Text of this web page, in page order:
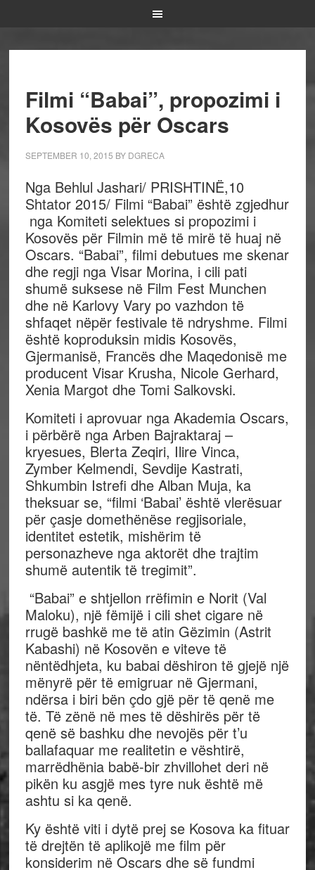
Filmi “Babai”, propozimi i
Kosovës për Oscars
SEPTEMBER 10, 2015 BY DGRECA
Nga Behlul Jashari/ PRISHTINË,10
Shtator 2015/ Filmi “Babai” është zgjedhur
nga Komiteti selektues si propozimi i
Kosovës për Filmin më të mirë të huaj në
Oscars. “Babai”, filmi debutues me skenar
dhe regji nga Visar Morina, i cili pati
shumë suksese në Film Fest Munchen
dhe në Karlovy Vary po vazhdon të
shfaqet nëpër festivale të ndryshme. Filmi
është koproduksin midis Kosovës,
Gjermanisë, Francës dhe Maqedonisë me
producent Visar Krusha, Nicole Gerhard,
Xenia Margot dhe Tomi Salkovski.
Komiteti i aprovuar nga Akademia Oscars,
i përbërë nga Arben Bajraktaraj –
kryesues, Blerta Zeqiri, Ilire Vinca,
Zymber Kelmendi, Sevdije Kastrati,
Shkumbin Istrefi dhe Alban Muja, ka
theksuar se, “filmi ‘Babai’ është vlerësuar
për çasje domethënëse regjisoriale,
identitet estetik, mishërim të
personazheve nga aktorët dhe trajtim
shumë autentik të tregimit”.
“Babai” e shtjellon rrëfimin e Norit (Val
Maloku), një fëmijë i cili shet cigare në
rrugë bashkë me të atin Gëzimin (Astrit
Kabashi) në Kosovën e viteve të
nëntëdhjeta, ku babai dëshiron të gjejë një
mënyrë për të emigruar në Gjermani,
ndërsa i biri bën çdo gjë për të qenë me
të. Të zënë në mes të dëshirës për të
qenë së bashku dhe nevojës për t’u
ballafaquar me realitetin e vështirë,
marrëdhënia babë-bir zhvillohet deri në
pikën ku asgjë mes tyre nuk është më
ashtu si ka qenë.
Ky është viti i dytë prej se Kosova ka fituar
të drejtën të aplikojë me film për
konsiderim në Oscars dhe së fundmi